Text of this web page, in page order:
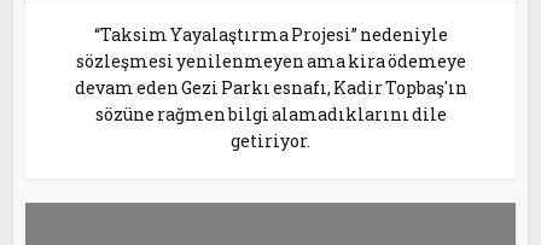
“Taksim Yayalaştırma Projesi” nedeniyle
sözleşmesi yenilenmeyen ama kira ödemeye
devam eden Gezi Parkı esnafı, Kadir Topbaş'ın
sözüne rağmen bilgi alamadıklarını dile
getiriyor.